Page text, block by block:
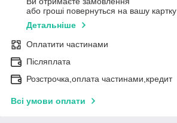
або гроші повернуться на вашу картку
Детальніше
Оплатити частинами
Післяплата
Розстрочка,оплата частинами,кредит
Всі умови оплати